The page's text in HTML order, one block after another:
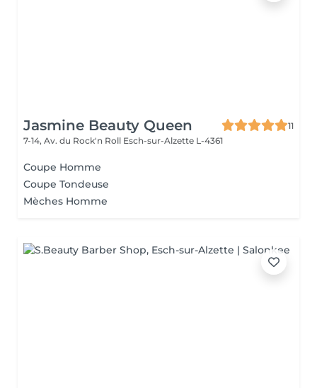
Jasmine Beauty Queen
11
7-14, Av. du Rock'n Roll Esch-sur-Alzette L-4361
Coupe Homme
Coupe Tondeuse
Mèches Homme